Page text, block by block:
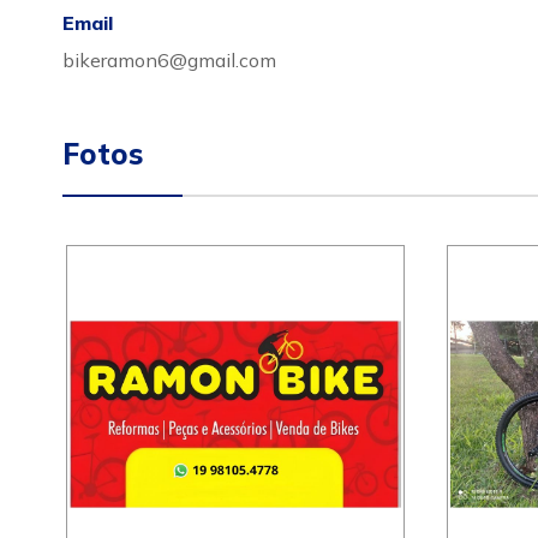
Email
bikeramon6@gmail.com
Fotos